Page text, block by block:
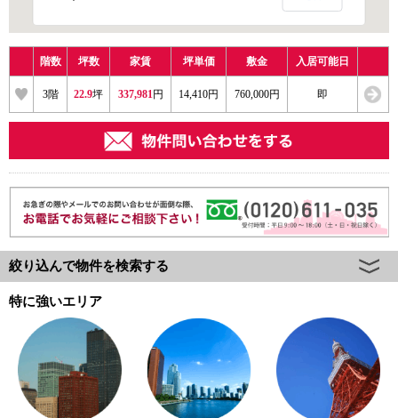
階数 坪数 家賃 坪単価 敷金 入居可能日
3階 22.9坪 337,981 円 14,410円 760,000円 即
絞り込んで物件を検索する
特に強いエリア